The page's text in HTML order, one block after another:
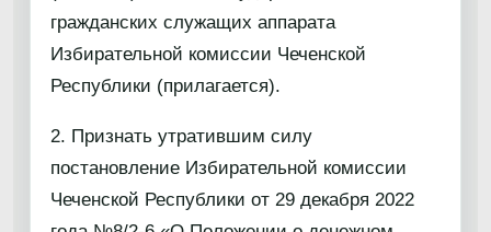
гражданских служащих аппарата
Избирательной комиссии Чеченской
Республики (прилагается).
2. Признать утратившим силу
постановление Избирательной комиссии
Чеченской Республики от 29 декабря 2022